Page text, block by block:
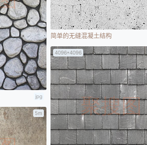
jpg
简单的无缝混凝土结构
4096*4096
5m